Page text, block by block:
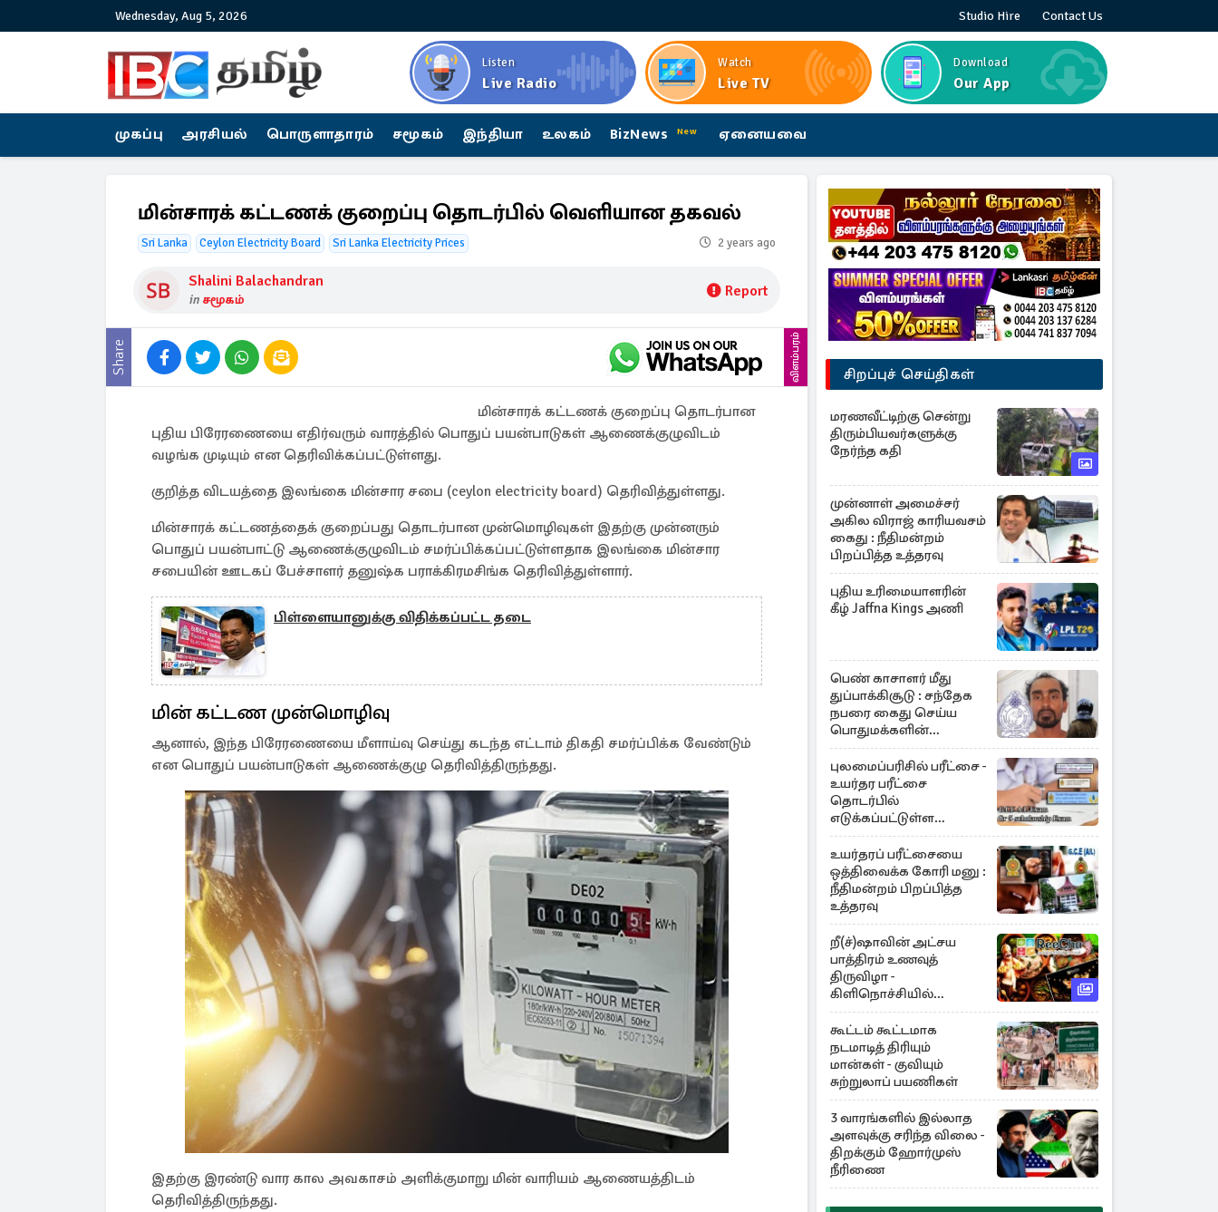
Wednesday, Aug 5, 2026 Studio Hire Contact Us
Listen
Live Radio
Watch
Live TV
Download
Our App
முகப்பு அரசியல் பொருளாதாரம் சமூகம் இந்தியா உலகம் BizNews New ஏனையவை
மின்சாரக் கட்டணக் குறைப்பு தொடர்பில் வெளியான தகவல்
Sri Lanka Ceylon Electricity Board Sri Lanka Electricity Prices 2 years ago
Shalini Balachandran
in சமூகம் Report
Share விளம்பரம்
மின்சாரக் கட்டணக் குறைப்பு தொடர்பான
புதிய பிரேரணையை எதிர்வரும் வாரத்தில் பொதுப் பயன்பாடுகள் ஆணைக்குழுவிடம்
வழங்க முடியும் என தெரிவிக்கப்பட்டுள்ளது.
குறித்த விடயத்தை இலங்கை மின்சார சபை (ceylon electricity board) தெரிவித்துள்ளது.
மின்சாரக் கட்டணத்தைக் குறைப்பது தொடர்பான முன்மொழிவுகள் இதற்கு முன்னரும்
பொதுப் பயன்பாட்டு ஆணைக்குழுவிடம் சமர்ப்பிக்கப்பட்டுள்ளதாக இலங்கை மின்சார
சபையின் ஊடகப் பேச்சாளர் தனுஷ்க பராக்கிரமசிங்க தெரிவித்துள்ளார்.
பிள்ளையானுக்கு விதிக்கப்பட்ட தடை
மின் கட்டண முன்மொழிவு
ஆனால், இந்த பிரேரணையை மீளாய்வு செய்து கடந்த எட்டாம் திகதி சமர்ப்பிக்க வேண்டும்
என பொதுப் பயன்பாடுகள் ஆணைக்குழு தெரிவித்திருந்தது.
இதற்கு இரண்டு வார கால அவகாசம் அளிக்குமாறு மின் வாரியம் ஆணையத்திடம்
தெரிவித்திருந்தது.
சிறப்புச் செய்திகள்
மரணவீட்டிற்கு சென்று
திரும்பியவர்களுக்கு
நேர்ந்த கதி
முன்னாள் அமைச்சர்
அகில விராஜ் காரியவசம்
கைது : நீதிமன்றம்
பிறப்பித்த உத்தரவு
புதிய உரிமையாளரின்
கீழ் Jaffna Kings அணி
பெண் காசாளர் மீது
துப்பாக்கிசூடு : சந்தேக
நபரை கைது செய்ய
பொதுமக்களின்
உதவியை நாடும்
காவல்துறை
புலமைப்பரிசில் பரீட்சை -
உயர்தர பரீட்சை
தொடர்பில்
எடுக்கப்பட்டுள்ள
தீர்மானம்
உயர்தரப் பரீட்சையை
ஒத்திவைக்க கோரி மனு :
நீதிமன்றம் பிறப்பித்த
உத்தரவு
றீ(ச்)ஷாவின் அட்சய
பாத்திரம் உணவுத்
திருவிழா -
கிளிநொச்சியில்
பிரம்மாண்ட ஆரம்பம்
கூட்டம் கூட்டமாக
நடமாடித் திரியும்
மான்கள் - குவியும்
சுற்றுலாப் பயணிகள்
3 வாரங்களில் இல்லாத
அளவுக்கு சரிந்த விலை -
திறக்கும் ஹோர்முஸ்
நீரிணை